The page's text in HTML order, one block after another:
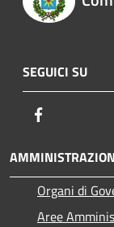
SEGUICI SU
Organi di
Aree